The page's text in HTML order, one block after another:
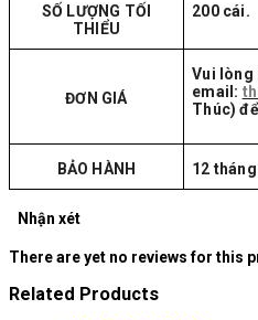
SỐ LƯỢNG TỐI
THIỂU
200 cái.
ĐƠN GIÁ
Vui lòng
email:
Thúc)
BẢO HÀNH 12
Nhận xét
There are yet no reviews for this
Related Products